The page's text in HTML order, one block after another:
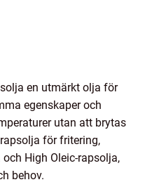
en utmärkt olja för
egenskaper och
utan att brytas
för fritering,
High Oleic-rapsolja,
behov.